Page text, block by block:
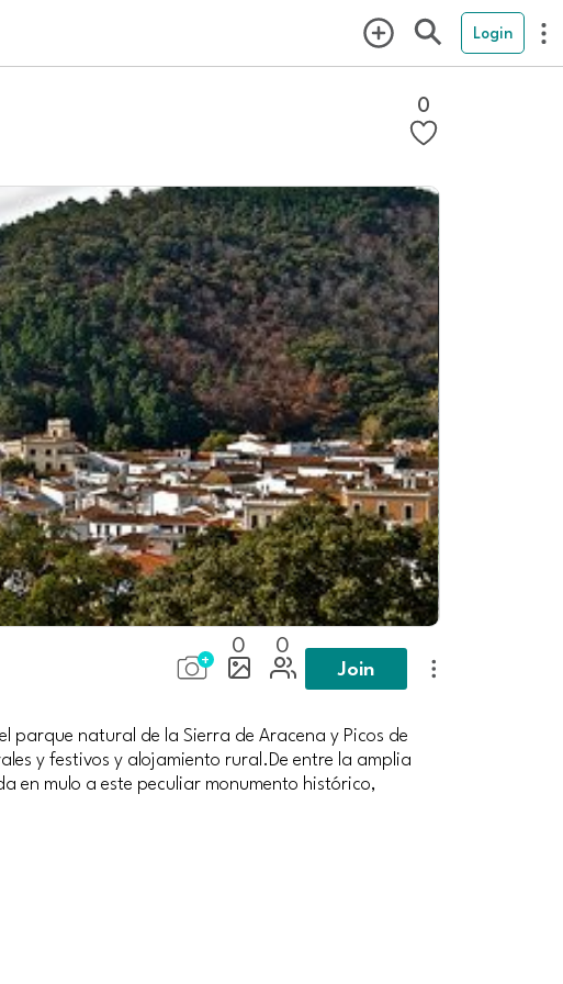
Login
0
0 0
Join
parque natural de la Sierra de Aracena y Picos de
y festivos y alojamiento rural.De entre la amplia
en mulo a este peculiar monumento histórico,